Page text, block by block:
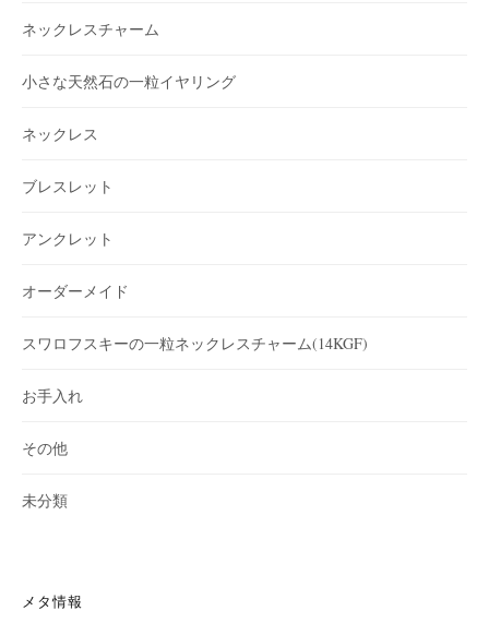
ネックレスチャーム
小さな天然石の一粒イヤリング
ネックレス
ブレスレット
アンクレット
オーダーメイド
スワロフスキーの一粒ネックレスチャーム(14KGF)
お手入れ
その他
未分類
メタ情報